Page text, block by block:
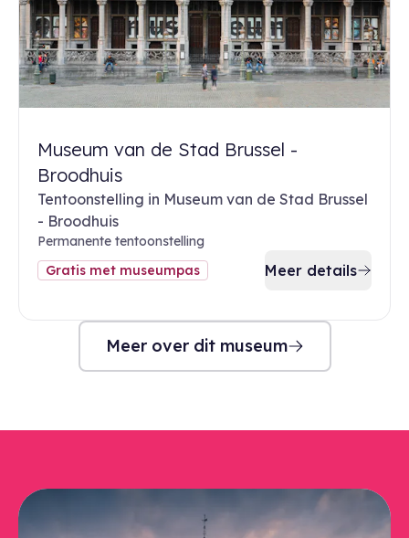
Museum van de Stad Brussel -
Broodhuis
Tentoonstelling in Museum van de Stad Brussel
- Broodhuis
Permanente tentoonstelling
Gratis met museumpas
Meer details
Meer over dit museum